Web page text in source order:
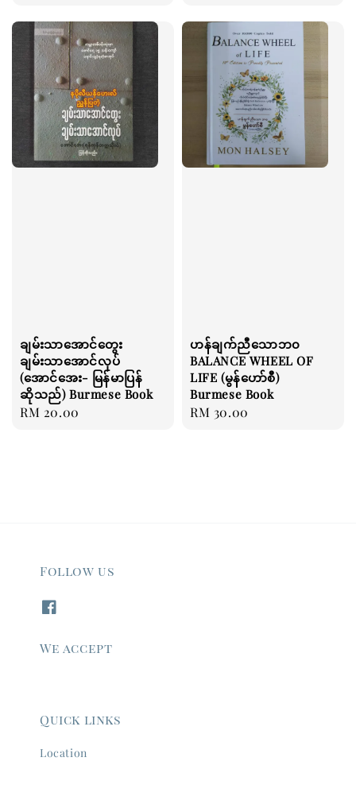
ချမ်းသာအောင်တွေး
ချမ်းသာအောင်လုပ်
(အောင်အေး- မြန်မာပြန်
ဆိုသည်) Burmese Book
Regular
RM 20.00
ဟန်ချက်ညီသောဘ၀
BALANCE WHEEL OF
LIFE (မွန်ဟော်စီ)
Burmese Book
Regular
RM 30.00
Follow us
We accept
Quick links
Location